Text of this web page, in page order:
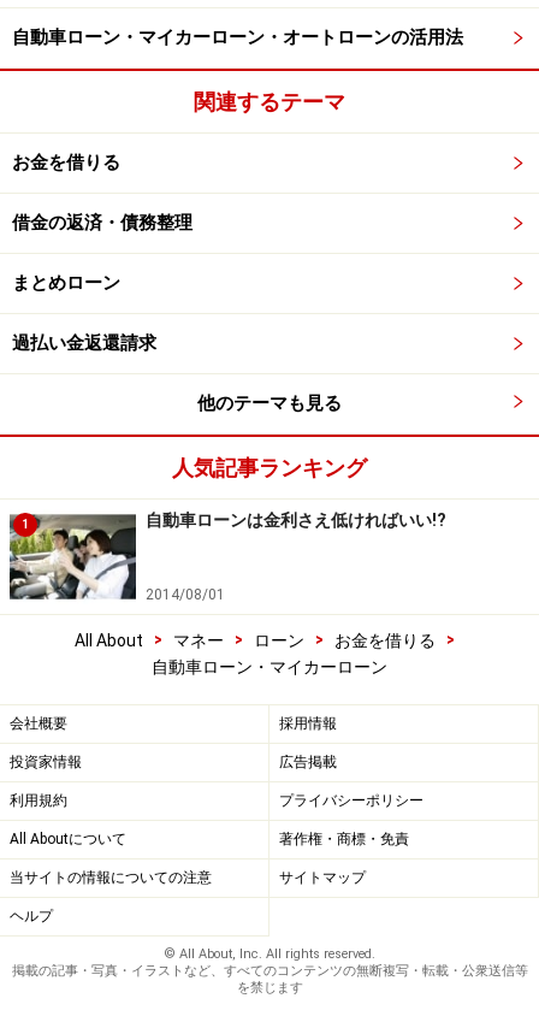
自動車ローン・マイカーローン・オートローンの活用法
関連するテーマ
お金を借りる
借金の返済・債務整理
まとめローン
過払い金返還請求
他のテーマも見る
人気記事ランキング
1 自動車ローンは金利さえ低ければいい!?
2014/08/01
All About > マネー > ローン > お金を借りる
>
自動車ローン・マイカーローン
会社概要 採用情報
投資家情報 広告掲載
利用規約 プライバシーポリシー
All Aboutについて 著作権・商標・免責
当サイトの情報についての注意 サイトマップ
ヘルプ
© All About, Inc. All rights reserved.
掲載の記事・写真・イラストなど、すべてのコンテンツの無断複写・転載・公衆送信等
を禁じます